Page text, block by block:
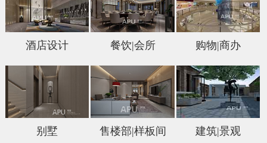
在线留言
酒店设计 餐饮|会所 购物|商办
别墅 售楼部|样板间 建筑|景观